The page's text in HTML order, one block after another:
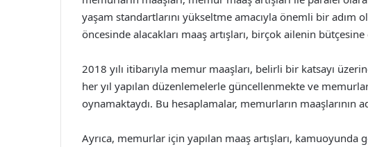
yaşam standartlarını yükseltme amacıyla önemli bir adım
öncesinde alacakları maaş artışları, birçok ailenin
2018 yılı itibarıyla memur maaşları, belirli bir katsayı
her yıl yapılan düzenlemelerle güncellenmekte ve
oynamaktaydı. Bu hesaplamalar, memurların maaşlarının
Ayrıca, memurlar için yapılan maaş artışları,